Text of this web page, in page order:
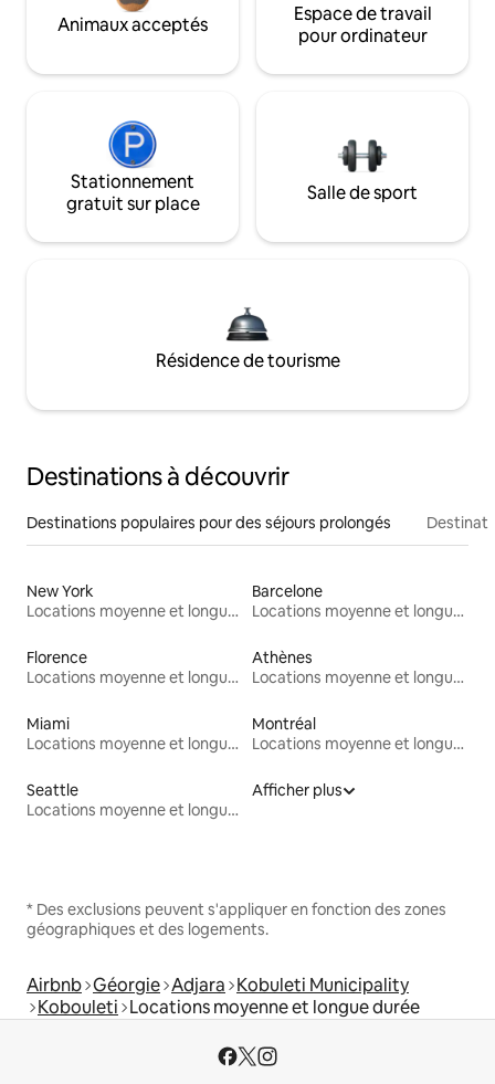
Animaux acceptés
Espace de travail
pour ordinateur
Stationnement
gratuit sur place
Salle de sport
Résidence de tourisme
Destinations à découvrir
Destinations populaires pour des séjours prolongés
New York
Locations moyenne et longue durée
Barcelone
Locations moyenne et longue durée
Florence
Locations moyenne et longue durée
Athènes
Locations moyenne et longue durée
Miami
Locations moyenne et longue durée
Montréal
Locations moyenne et longue durée
Seattle
Locations moyenne et longue durée
Afficher plus
* Des exclusions peuvent s'appliquer en fonction des zones
géographiques et des logements.
Airbnb Géorgie Adjara Kobuleti Municipality
Kobouleti Locations moyenne et longue durée